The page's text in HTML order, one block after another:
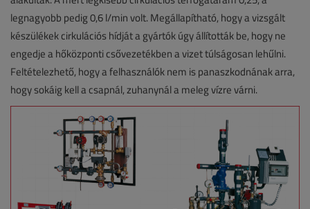
legnagyobb pedig 0,6 l/min volt. Megállapítható, hogy a vizsgált
készülékek cirkulációs hídját a gyártók úgy állították be, hogy ne
engedje a hőközponti csővezetékben a vizet túlságosan lehűlni.
Feltételezhető, hogy a felhasználók nem is panaszkodnának arra,
hogy sokáig kell a csapnál, zuhanynál a meleg vízre várni.